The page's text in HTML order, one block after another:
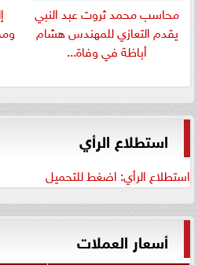
​محاسب محمد ثروت عبد النبي
يقدم التعازي للمهندس هشام
أباظة في وفاة...
استطلاع الرأي
استطلاع الرأي: اضغط للتحميل
أسعار العملات